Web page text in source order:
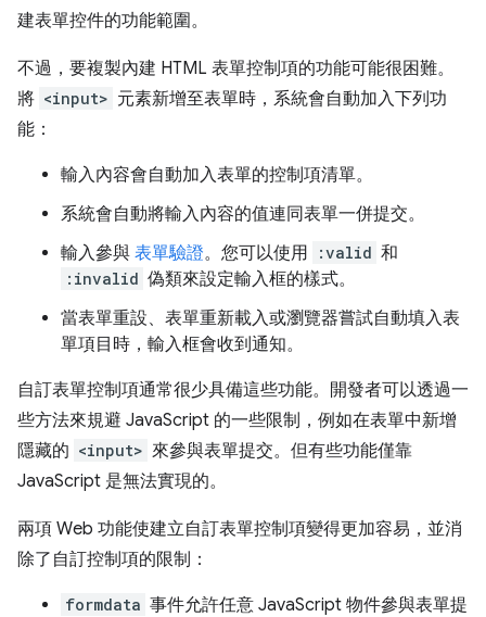
建表單控件的功能範圍。
不過，要複製內建 HTML 表單控制項的功能可能很困難。
將 <input> 元素新增至表單時，系統會自動加入下列功
能：
輸入內容會自動加入表單的控制項清單。
系統會自動將輸入內容的值連同表單一併提交。
輸入參與 表單驗證。您可以使用 :valid 和
:invalid 偽類來設定輸入框的樣式。
當表單重設、表單重新載入或瀏覽器嘗試自動填入表
單項目時，輸入框會收到通知。
自訂表單控制項通常很少具備這些功能。開發者可以透過一
些方法來規避 JavaScript 的一些限制，例如在表單中新增
隱藏的 <input> 來參與表單提交。但有些功能僅靠
JavaScript 是無法實現的。
兩項 Web 功能使建立自訂表單控制項變得更加容易，並消
除了自訂控制項的限制：
formdata 事件允許任意 JavaScript 物件參與表單提